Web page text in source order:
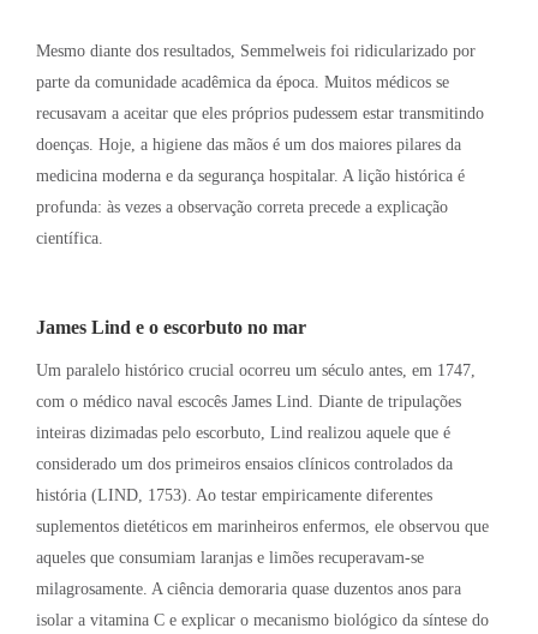
Mesmo diante dos resultados, Semmelweis foi ridicularizado por
parte da comunidade acadêmica da época. Muitos médicos se
recusavam a aceitar que eles próprios pudessem estar transmitindo
doenças. Hoje, a higiene das mãos é um dos maiores pilares da
medicina moderna e da segurança hospitalar. A lição histórica é
profunda: às vezes a observação correta precede a explicação
científica.
James Lind e o escorbuto no mar
Um paralelo histórico crucial ocorreu um século antes, em 1747,
com o médico naval escocês James Lind. Diante de tripulações
inteiras dizimadas pelo escorbuto, Lind realizou aquele que é
considerado um dos primeiros ensaios clínicos controlados da
história (LIND, 1753). Ao testar empiricamente diferentes
suplementos dietéticos em marinheiros enfermos, ele observou que
aqueles que consumiam laranjas e limões recuperavam-se
milagrosamente. A ciência demoraria quase duzentos anos para
isolar a vitamina C e explicar o mecanismo biológico da síntese do